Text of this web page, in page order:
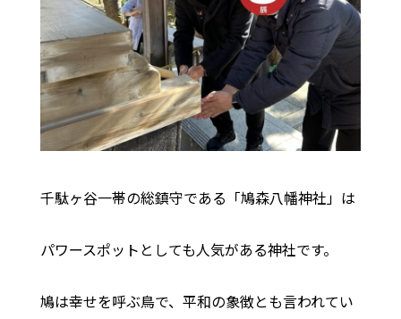
千駄ヶ谷一帯の総鎮守である「鳩森八幡神社」は
パワースポットとしても人気がある神社です。
鳩は幸せを呼ぶ鳥で、平和の象徴とも言われてい